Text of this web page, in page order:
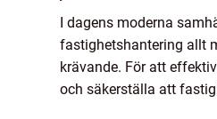
I dagens moderna
fastighetshantering allt
krävande. För att
och säkerställa att